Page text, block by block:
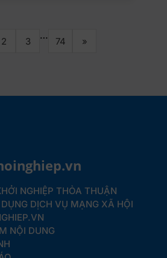
2 3
…
74 »
NGHIỆP THỎA THUẬN
DỊCH VỤ MẠNG XÃ HỘI
NỘI DUNG